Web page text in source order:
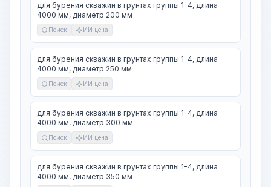
для бурения скважин в грунтах группы 1-4, длина
4000 мм, диаметр 200 мм
Поиск ИИ цена
для бурения скважин в грунтах группы 1-4, длина
4000 мм, диаметр 250 мм
Поиск ИИ цена
для бурения скважин в грунтах группы 1-4, длина
4000 мм, диаметр 300 мм
Поиск ИИ цена
для бурения скважин в грунтах группы 1-4, длина
4000 мм, диаметр 350 мм